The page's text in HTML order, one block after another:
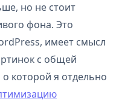
но не стоит
фона. Это
имеет смысл
с общей
которой я отдельно